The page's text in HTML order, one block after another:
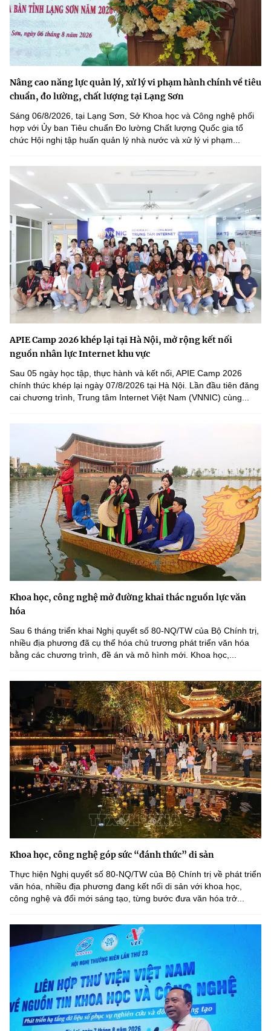
Nâng cao năng lực quản lý, xử lý vi phạm hành chính về tiêu
chuẩn, đo lường, chất lượng tại Lạng Sơn
Sáng 06/8/2026, tại Lạng Sơn, Sở Khoa học và Công nghệ phối
hợp với Ủy ban Tiêu chuẩn Đo lường Chất lượng Quốc gia tổ
chức Hội nghị tập huấn quản lý nhà nước và xử lý vi phạm...
APIE Camp 2026 khép lại tại Hà Nội, mở rộng kết nối
nguồn nhân lực Internet khu vực
Sau 05 ngày học tập, thực hành và kết nối, APIE Camp 2026
chính thức khép lại ngày 07/8/2026 tại Hà Nội. Lần đầu tiên đăng
cai chương trình, Trung tâm Internet Việt Nam (VNNIC) cùng...
Khoa học, công nghệ mở đường khai thác nguồn lực văn
hóa
Sau 6 tháng triển khai Nghị quyết số 80-NQ/TW của Bộ Chính trị,
nhiều địa phương đã cụ thể hóa chủ trương phát triển văn hóa
bằng các chương trình, đề án và mô hình mới. Khoa học,...
Khoa học, công nghệ góp sức “đánh thức” di sản
Thực hiện Nghị quyết số 80-NQ/TW của Bộ Chính trị về phát triển
văn hóa, nhiều địa phương đang kết nối di sản với khoa học,
công nghệ và đổi mới sáng tạo, từng bước đưa văn hóa trở...